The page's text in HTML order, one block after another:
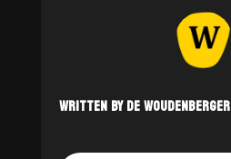
WRITTEN BY DE WOUDENBERGER